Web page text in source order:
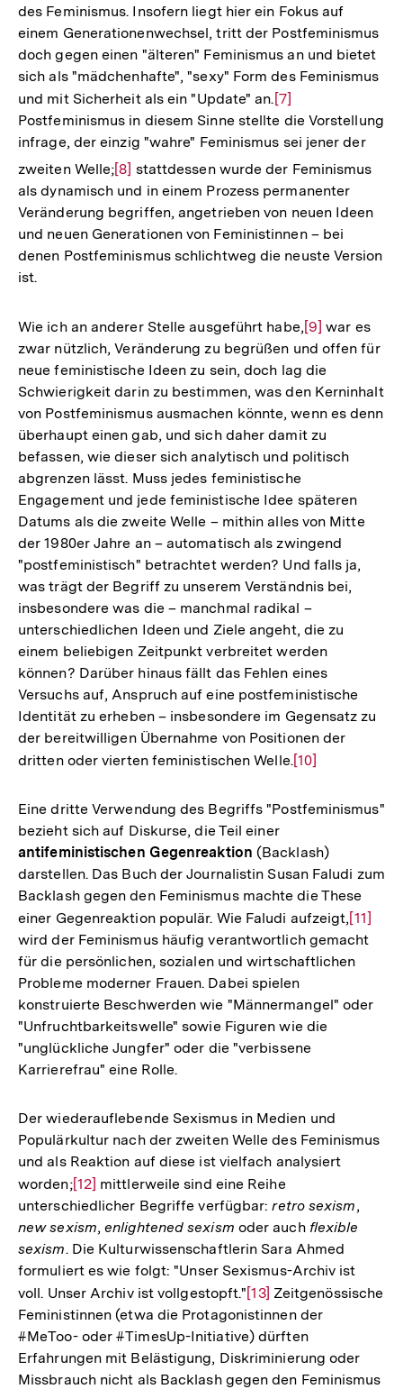
des Feminismus. Insofern liegt hier ein Fokus auf
einem Generationenwechsel, tritt der Postfeminismus
doch gegen einen "älteren" Feminismus an und bietet
sich als "mädchenhafte", "sexy" Form des Feminismus
und mit Sicherheit als ein "Update" an. Zur
Auflösung
der
Fußnote
[7]
Postfeminismus in diesem Sinne stellte die Vorstellung
infrage, der einzig "wahre" Feminismus sei jener der
zweiten Welle;Zur
Auflösung
der
Fußnote
[8] stattdessen wurde der Feminismus
als dynamisch und in einem Prozess permanenter
Veränderung begriffen, angetrieben von neuen Ideen
und neuen Generationen von Feministinnen – bei
denen Postfeminismus schlichtweg die neuste Version
ist.
Wie ich an anderer Stelle ausgeführt habe,Zur
Auflösung
der
Fußnote
[9] war es
zwar nützlich, Veränderung zu begrüßen und offen für
neue feministische Ideen zu sein, doch lag die
Schwierigkeit darin zu bestimmen, was den Kerninhalt
von Postfeminismus ausmachen könnte, wenn es denn
überhaupt einen gab, und sich daher damit zu
befassen, wie dieser sich analytisch und politisch
abgrenzen lässt. Muss jedes feministische
Engagement und jede feministische Idee späteren
Datums als die zweite Welle – mithin alles von Mitte
der 1980er Jahre an – automatisch als zwingend
"postfeministisch" betrachtet werden? Und falls ja,
was trägt der Begriff zu unserem Verständnis bei,
insbesondere was die – manchmal radikal –
unterschiedlichen Ideen und Ziele angeht, die zu
einem beliebigen Zeitpunkt verbreitet werden
können? Darüber hinaus fällt das Fehlen eines
Versuchs auf, Anspruch auf eine postfeministische
Identität zu erheben – insbesondere im Gegensatz zu
der bereitwilligen Übernahme von Positionen der
dritten oder vierten feministischen Welle.Zur
der
[10]
Eine dritte Verwendung des Begriffs "Postfeminismus"
bezieht sich auf Diskurse, die Teil einer
antifeministischen Gegenreaktion (Backlash)
darstellen. Das Buch der Journalistin Susan Faludi zum
Backlash gegen den Feminismus machte die These
einer Gegenreaktion populär. Wie Faludi aufzeigt,Zur
der
[11]
wird der Feminismus häufig verantwortlich gemacht
für die persönlichen, sozialen und wirtschaftlichen
Probleme moderner Frauen. Dabei spielen
konstruierte Beschwerden wie "Männermangel" oder
"Unfruchtbarkeitswelle" sowie Figuren wie die
"unglückliche Jungfer" oder die "verbissene
Karrierefrau" eine Rolle.
Der wiederauflebende Sexismus in Medien und
Populärkultur nach der zweiten Welle des Feminismus
und als Reaktion auf diese ist vielfach analysiert
worden;Zur
Auflösung
der
Fußnote
[12] mittlerweile sind eine Reihe
unterschiedlicher Begriffe verfügbar:retro sexism,
new sexism,enlightened sexism oder auch flexible
sexism. Die Kulturwissenschaftlerin Sara Ahmed
formuliert es wie folgt: "Unser Sexismus-Archiv ist
voll. Unser Archiv ist vollgestopft."Zur
Auflösung
der
Fußnote
[13] Zeitgenössische
Feministinnen (etwa die Protagonistinnen der
#MeToo- oder #TimesUp-Initiative) dürften
Erfahrungen mit Belästigung, Diskriminierung oder
Missbrauch nicht als Backlash gegen den Feminismus